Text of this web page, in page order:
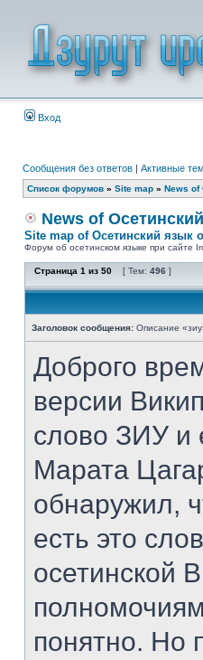
Вход
Сообщения без ответов | Активные
Список форумов » Site map » News of
News of
Site map of Осетинский язык
Форум об осетинском языке при сайте
Страница 1 из 50 [ Тем: 496 ]
Заголовок сообщения: Описание
Доброго
версии
слово ЗИУ и
Марата
обнаружил,
есть это
осетинской
понятно. Но